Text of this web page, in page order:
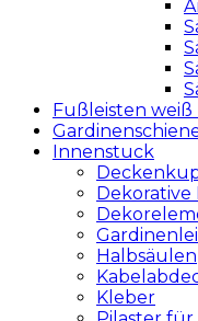
Fußleisten
Innenstuck
Halbsäulen
Kleber